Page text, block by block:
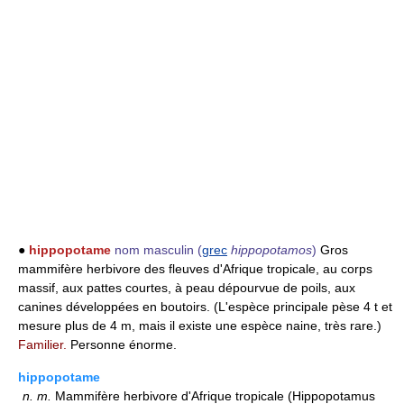
● hippopotame nom masculin (grec hippopotamos) Gros
mammifère herbivore des fleuves d'Afrique tropicale, au corps
massif, aux pattes courtes, à peau dépourvue de poils, aux
canines développées en boutoirs. (L'espèce principale pèse 4 t et
mesure plus de 4 m, mais il existe une espèce naine, très rare.)
Familier. Personne énorme.
hippopotame
n. m.
Mammifère herbivore d'Afrique tropicale (Hippopotamus